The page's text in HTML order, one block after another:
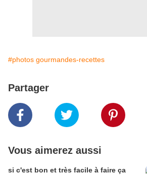
#photos gourmandes-recettes
Partager
Vous aimerez aussi
si c'est bon et très facile à faire ça